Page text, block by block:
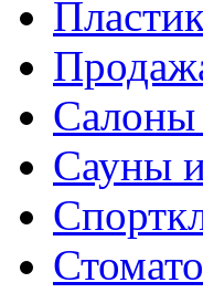
Салоны
Сауны